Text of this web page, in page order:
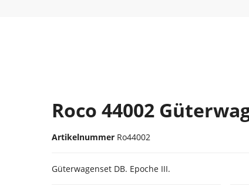
Roco 44002
Artikelnummer Ro44002
Güterwagenset DB. Epoche III.